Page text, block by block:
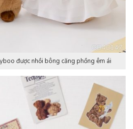
được nhồi bông căng phồng êm ái